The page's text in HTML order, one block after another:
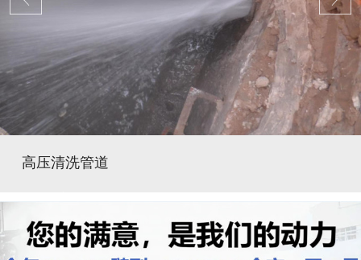
高压清洗管道